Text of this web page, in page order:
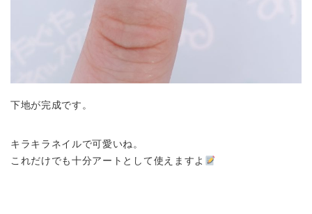
下地が完成です。
キラキラネイルで可愛いね。
これだけでも十分アートとして使えますよ